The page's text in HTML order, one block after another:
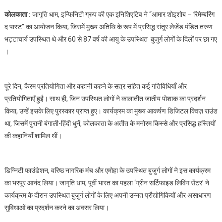
के
बचपन
की
कोलकाता : जागृति धाम, इन्फिनिटी ग्रुप की एक इनिशिएटिव ने “आमार शोइशोब – रिमेम्बरिंग
द पास्ट” का आयोजन किया, जिसमें मुख्य अतिथि के रूप में प्रसिद्ध संतूर लेजेंड पंडित तरुण
भट्टाचार्य उपस्थित थे और 60 से 87 वर्ष की आयु के उपस्थित बुजुर्ग लोगों के दिलों पर छा गए
।
पूरे दिन, कैरम प्रतियोगिता और कहानी कहने के सत्र सहित कई गतिविधियाँ और
प्रतियोगिताएँ हुईं। साथ ही, जिन उपस्थित लोगों ने कालातीत जातीय पोशाक का प्रदर्शन
किया, उन्हें इसके लिए पुरस्कार प्राप्त हुए। कार्यक्रम का मुख्य आकर्षण डिजिटल क्विज़ राउंड
था, जिसमें पुरानी बंगाली-हिंदी धुनें, कोलकाता के अतीत के मनोरम किस्से और प्रसिद्ध हस्तियों
की कहानियाँ शामिल थीं।
डिग्निटी फाउंडेशन, वरिष्ठ नागरिक मंच और एमोहा के उपस्थित बुजुर्ग लोगों ने इस कार्यक्रम
का भरपूर आनंद लिया। जागृति धाम, पूर्वी भारत का पहला ‘ग्रीन सर्टिफाइड लिविंग सेंटर’ ने
कार्यक्रम के दौरान उपस्थित बुजुर्ग लोगों के लिए अपनी उन्नत प्रौद्योगिकियों और असाधारण
सुविधाओं का प्रदर्शन करने का अवसर लिया।